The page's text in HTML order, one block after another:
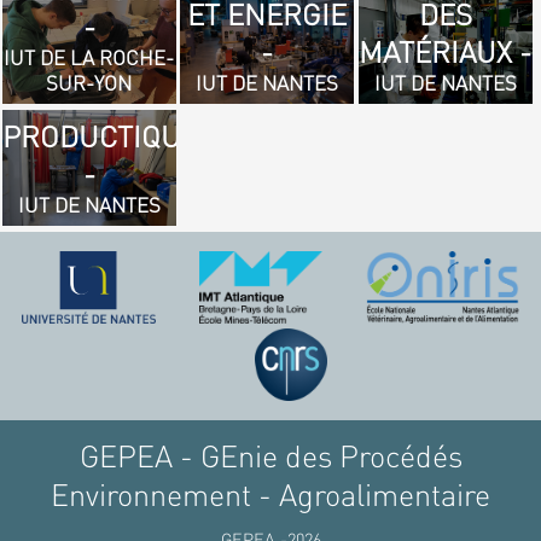
-
IUT DE LA ROCHE-
SUR-YON
ET ENERGIE
-
IUT DE NANTES
DES
MATÉRIAUX -
IUT DE NANTES
- GÉNIE
MÉCANIQUE
ET
PRODUCTIQUE
-
IUT DE NANTES
GEPEA - GEnie des Procédés
Environnement - Agroalimentaire